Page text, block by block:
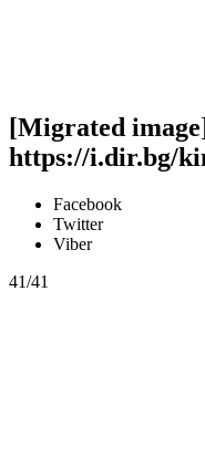
[Migrated
https://i.dir.bg/
Facebook
Twitter
Viber
41/41